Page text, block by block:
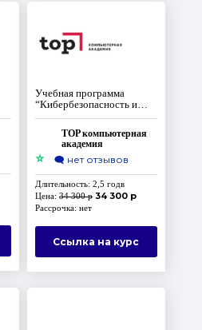
Учебная программа
“Кибербезопасность и
Сетевые технологии”
TOP компьютерная
академия
⭐ 🗨️ нет отзывов
Длительность: 2,5 годв
Цена: 34 300 р 34 300 р
Рассрочка: нет
Ссылка на курс